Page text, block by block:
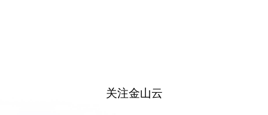
关注金山云